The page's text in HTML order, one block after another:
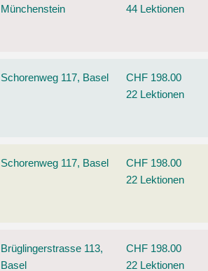
Münchenstein
44 Lektionen
Schorenweg 117, Basel
CHF 198.00
22 Lektionen
Schorenweg 117, Basel
CHF 198.00
22 Lektionen
Brüglingerstrasse 113,
Basel
CHF 198.00
22 Lektionen